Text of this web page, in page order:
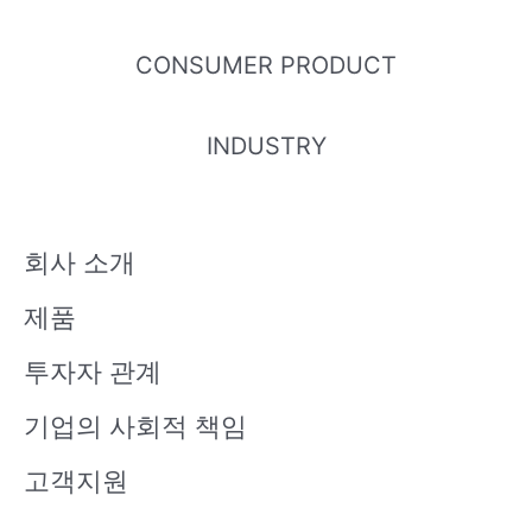
CONSUMER PRODUCT
INDUSTRY
회사 소개
제품
투자자 관계
기업의 사회적 책임
고객지원